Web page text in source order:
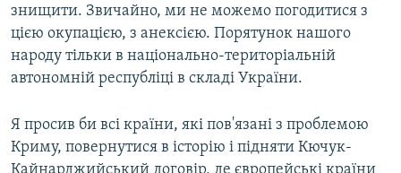
знищити. Звичайно, ми не можемо погодитися з
цією окупацією, з анексією. Порятунок нашого
народу тільки в національно-територіальній
автономній республіці в складі України.
Я просив би всі країни, які пов'язані з проблемою
Криму, повернутися в історію і підняти Кючук-
Кайнарджийський договір, де європейські країни